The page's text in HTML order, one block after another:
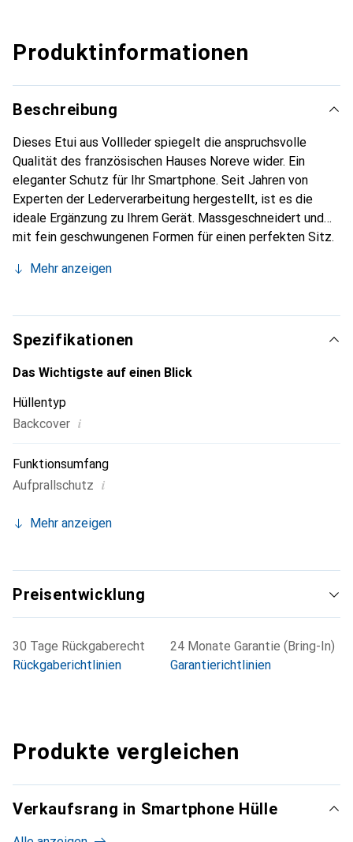
Produktinformationen
Beschreibung
Dieses Etui aus Vollleder spiegelt die anspruchsvolle
Qualität des französischen Hauses Noreve wider. Ein
eleganter Schutz für Ihr Smartphone. Seit Jahren von
Experten der Lederverarbeitung hergestellt, ist es die
ideale Ergänzung zu Ihrem Gerät. Massgeschneidert und
mit fein geschwungenen Formen für einen perfekten Sitz.
Smartphone. Die Marke Noreve ist international für ihre
für den anspruchsvollen Kunden.
Mehr anzeigen
Spezifikationen
Das Wichtigste auf einen Blick
Hüllentyp
Backcover i
Funktionsumfang
Aufprallschutz i
Mehr anzeigen
Preisentwicklung
30 Tage Rückgaberecht
Rückgaberichtlinien
24 Monate Garantie (Bring-In)
Garantierichtlinien
Produkte vergleichen
Verkaufsrang in Smartphone Hülle